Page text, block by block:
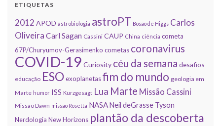
ETIQUETAS
2012 APOD astrobiologia astroPT Bosão de Higgs Carlos
Oliveira Carl Sagan Cassini CAUP China ciência cometa
67P/Churyumov-Gerasimenko cometas coronavirus
COVID-19 Curiosity céu da semana desafios
educação ESOexoplanetasfim do mundo geologia em
Marte humor ISS Kurzgesagt Lua Marte Missão Cassini
Missão Dawn missão Rosetta NASANeil deGrasse Tyson
Nerdologia New Horizons plantão da descoberta